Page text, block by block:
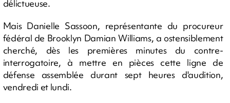
délictueuse.
Mais Danielle Sassoon, représentante du procureur
fédéral de Brooklyn Damian Williams, a ostensiblement
cherché, dès les premières minutes du contre-
interrogatoire, à mettre en pièces cette ligne de
défense assemblée durant sept heures d'audition,
vendredi et lundi.